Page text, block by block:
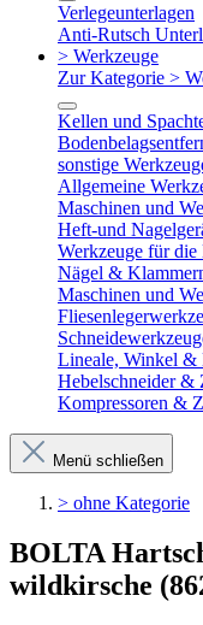
Verlegeunterlagen
Anti-Rutsch
> Werkzeuge
Zur Kategorie >
Kellen und
sonstige
Allgemeine
Maschinen und
Heft-und
Werkzeuge für die
Nägel &
Maschinen und
Lineale, Winkel &
Hebelschneider &
Kompressoren &
Menü schließen
> ohne Kategorie
BOLTA
wildkirsche